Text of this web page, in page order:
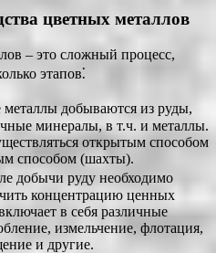
цветных металлов
– это сложный процесс,
этапов⁚
металлы добываются из руды,
минералы, в т.ч. и металлы.
открытым способом
способом (шахты).
добычи руду необходимо
концентрацию ценных
в себя различные
измельчение, флотация,
и другие.